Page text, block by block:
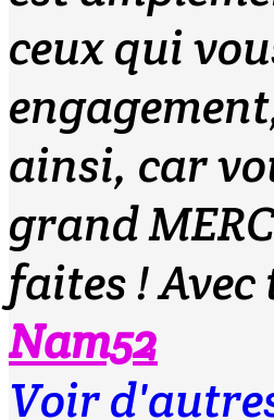
ceux qui
ainsi, car
grand
faites !
Nam52
Voir